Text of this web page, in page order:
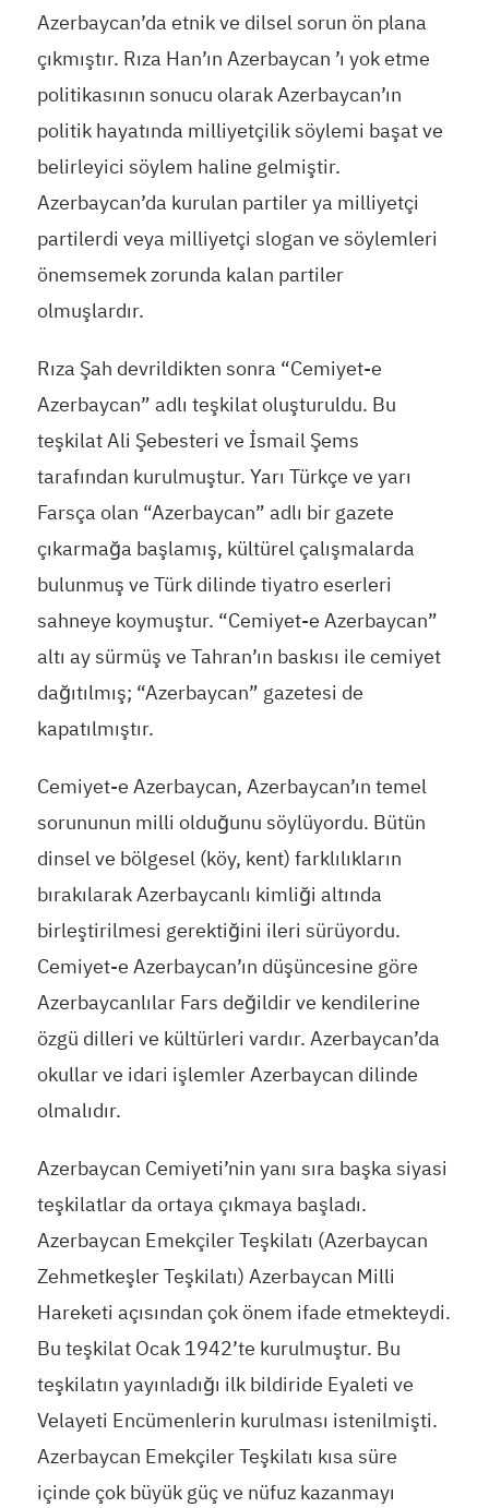
Azerbaycan’da etnik ve dilsel sorun ön plana
çıkmıştır. Rıza Han’ın Azerbaycan ’ı yok etme
politikasının sonucu olarak Azerbaycan’ın
politik hayatında milliyetçilik söylemi başat ve
belirleyici söylem haline gelmiştir.
Azerbaycan’da kurulan partiler ya milliyetçi
partilerdi veya milliyetçi slogan ve söylemleri
önemsemek zorunda kalan partiler
olmuşlardır.
Rıza Şah devrildikten sonra “Cemiyet-e
Azerbaycan” adlı teşkilat oluşturuldu. Bu
teşkilat Ali Şebesteri ve İsmail Şems
tarafından kurulmuştur. Yarı Türkçe ve yarı
Farsça olan “Azerbaycan” adlı bir gazete
çıkarmağa başlamış, kültürel çalışmalarda
bulunmuş ve Türk dilinde tiyatro eserleri
sahneye koymuştur. “Cemiyet-e Azerbaycan”
altı ay sürmüş ve Tahran’ın baskısı ile cemiyet
dağıtılmış; “Azerbaycan” gazetesi de
kapatılmıştır.
Cemiyet-e Azerbaycan, Azerbaycan’ın temel
sorununun milli olduğunu söylüyordu. Bütün
dinsel ve bölgesel (köy, kent) farklılıkların
bırakılarak Azerbaycanlı kimliği altında
birleştirilmesi gerektiğini ileri sürüyordu.
Cemiyet-e Azerbaycan’ın düşüncesine göre
Azerbaycanlılar Fars değildir ve kendilerine
özgü dilleri ve kültürleri vardır. Azerbaycan’da
okullar ve idari işlemler Azerbaycan dilinde
olmalıdır.
Azerbaycan Cemiyeti’nin yanı sıra başka siyasi
teşkilatlar da ortaya çıkmaya başladı.
Azerbaycan Emekçiler Teşkilatı (Azerbaycan
Zehmetkeşler Teşkilatı) Azerbaycan Milli
Hareketi açısından çok önem ifade etmekteydi.
Bu teşkilat Ocak 1942’te kurulmuştur. Bu
teşkilatın yayınladığı ilk bildiride Eyaleti ve
Velayeti Encümenlerin kurulması istenilmişti.
Azerbaycan Emekçiler Teşkilatı kısa süre
içinde çok büyük güç ve nüfuz kazanmayı